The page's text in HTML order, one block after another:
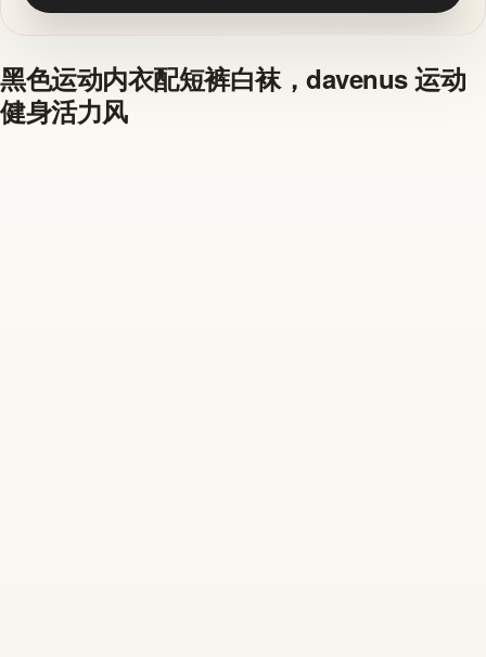
黑色运动内衣配短裤白袜，davenus 运动
健身活力风